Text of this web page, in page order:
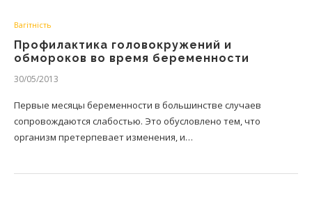
Вагітність
Профилактика головокружений и
обмороков во время беременности
30/05/2013
Первые месяцы беременности в большинстве случаев
сопровождаются слабостью. Это обусловлено тем, что
организм претерпевает изменения, и…